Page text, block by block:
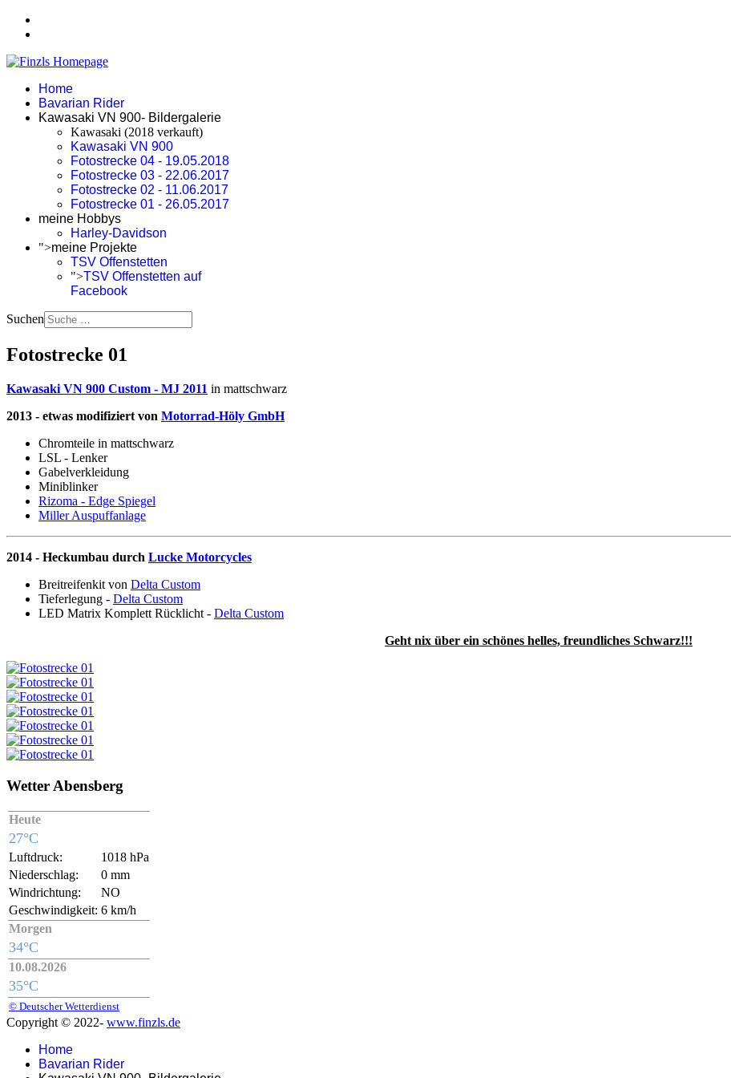
Home
Bavarian Rider
Kawasaki VN 900- Bildergalerie
Kawasaki (2018 verkauft)
Kawasaki VN 900
Fotostrecke 04 - 19.05.2018
Fotostrecke 03 - 22.06.2017
Fotostrecke 02 - 11.06.2017
Fotostrecke 01 - 26.05.2017
meine Hobbys
Harley-Davidson
">meine Projekte
TSV Offenstetten
">TSV Offenstetten auf
Facebook
Suchen
Fotostrecke 01
Kawasaki VN 900 Custom - MJ 2011 in mattschwarz
2013 - etwas modifiziert von Motorrad-Höly GmbH
Chromteile in mattschwarz
LSL - Lenker
Gabelverkleidung
Miniblinker
Rizoma - Edge Spiegel
Miller Auspuffanlage
2014 - Heckumbau durch Lucke Motorcycles
Breitreifenkit von Delta Custom
Tieferlegung - Delta Custom
LED Matrix Komplett Rücklicht - Delta Custom
Geht nix über ein schönes helles, freundliches Schwarz!!!
Wetter Abensberg
Heute
27°C
Luftdruck:
1018 hPa
Niederschlag:
0 mm
Windrichtung:
NO
Geschwindigkeit: 6 km/h
Morgen
34°C
10.08.2026
35°C
© Deutscher Wetterdienst
Copyright © 2022- www.finzls.de
Home
Bavarian Rider